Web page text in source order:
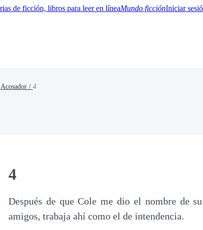
Mundo ficciónIniciar
Acosador / 4
4
Después de que Cole me dio el nombre de
amigos, trabaja ahí como el de intendencia.